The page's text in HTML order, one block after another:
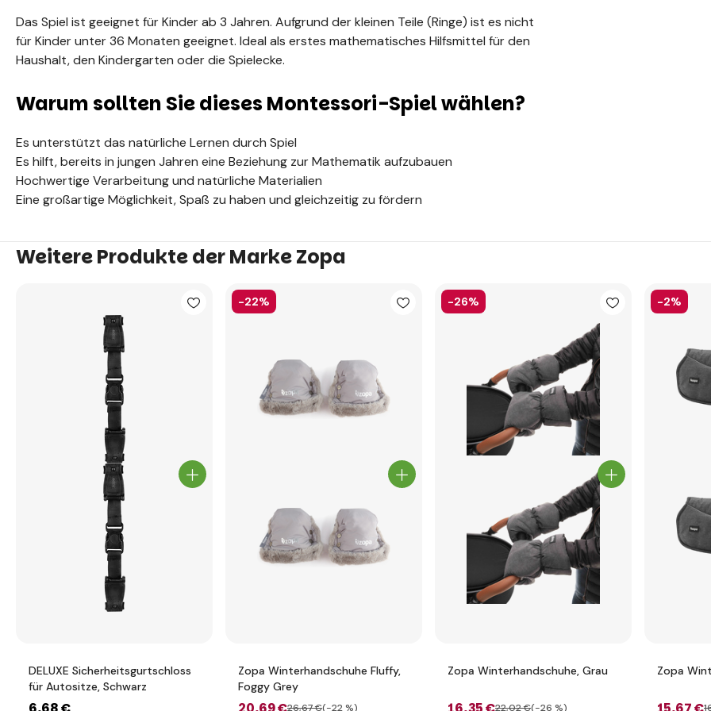
Das Spiel ist geeignet für Kinder ab 3 Jahren. Aufgrund der kleinen Teile (Ringe) ist es nicht
für Kinder unter 36 Monaten geeignet. Ideal als erstes mathematisches Hilfsmittel für den
Haushalt, den Kindergarten oder die Spielecke.
Warum sollten Sie dieses Montessori-Spiel wählen?
Es unterstützt das natürliche Lernen durch Spiel
Es hilft, bereits in jungen Jahren eine Beziehung zur Mathematik aufzubauen
Hochwertige Verarbeitung und natürliche Materialien
Eine großartige Möglichkeit, Spaß zu haben und gleichzeitig zu fördern
Weitere Produkte der Marke Zopa
DELUXE Sicherheitsgurtschloss
für Autositze, Schwarz
-22%
Zopa Winterhandschuhe Fluffy,
Foggy Grey
26,67 €(-22 %)
-26%
Zopa Winterhandschuhe, Grau
22,02 €(-26 %)
-2%
Zopa